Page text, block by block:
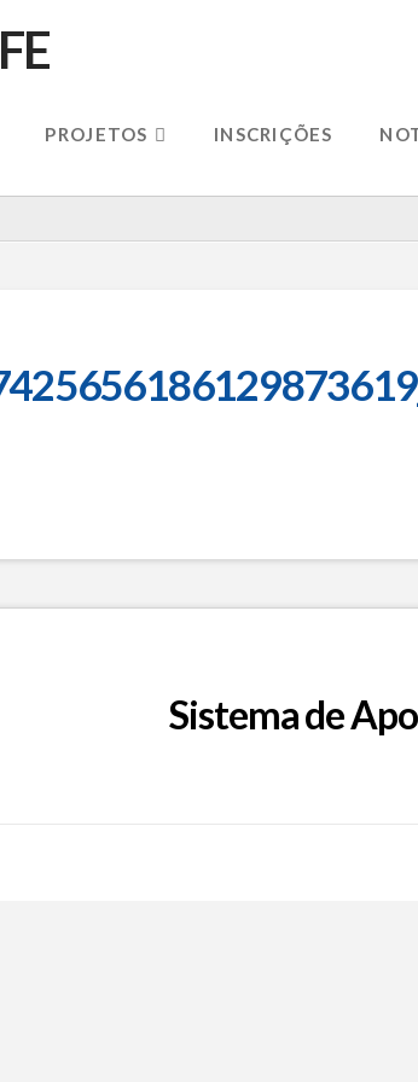
PROJETOS INSCRIÇÕES
Sistema de